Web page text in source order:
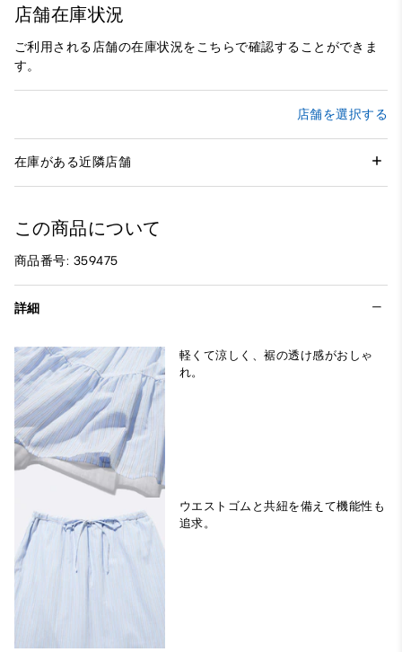
店舗在庫状況
ご利用される店舗の在庫状況をこちらで確認することができま
す。
店舗を選択する
在庫がある近隣店舗
この商品について
商品番号: 359475
詳細
軽くて涼しく、裾の透け感がおしゃ
れ。
ウエストゴムと共紐を備えて機能性も
追求。